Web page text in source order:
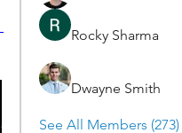
Rocky Sharma
Dwayne Smith
See All Members (273)